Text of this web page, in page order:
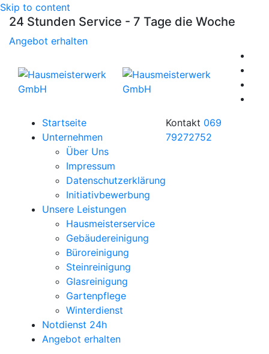
Skip to content
24 Stunden Service - 7 Tage die Woche
Angebot erhalten
Startseite
Unternehmen
Über Uns
Impressum
Datenschutzerklärung
Initiativbewerbung
Unsere Leistungen
Hausmeisterservice
Gebäudereinigung
Büroreinigung
Steinreinigung
Glasreinigung
Gartenpflege
Winterdienst
Notdienst 24h
Angebot erhalten
Kontakt 069
79272752